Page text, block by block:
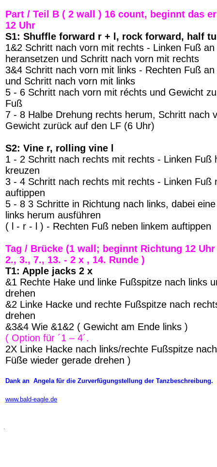
Part / Teil B ( 2 wall ) 16 count, beginnt das
12 Uhr
S1: Shuffle forward r + l, rock forward, half
1&2 Schritt nach vorn mit rechts - Linken Fuß
heransetzen und Schritt nach vorn mit rechts
3&4 Schritt nach vorn mit links - Rechten Fuß
und Schritt nach vorn mit links
5 - 6 Schritt nach vorn mit réchts und Gewicht
Fuß
7 - 8 Halbe Drehung rechts herum, Schritt nach
Gewicht zurück auf den LF (6 Uhr)
S2: Vine r, rolling vine l
1 - 2 Schritt nach rechts mit rechts - Linken Fuß
kreuzen
3 - 4 Schritt nach rechts mit rechts - Linken Fuß
auftippen
5 - 8 3 Schritte in Richtung nach links, dabei
links herum ausführen
( l - r - l ) - Rechten Fuß neben linkem auftippen
Tag / Brücke (1 wall; beginnt Richtung 12
2., 3., 7., 13. - 2 x , 14. Runde )
T1: Apple jacks 2 x
&1 Rechte Hake und linke Fußspitze nach links
drehen
&2 Linke Hacke und rechte Fußspitze nach
drehen
&3&4 Wie &1&2 ( Gewicht am Ende links )
( Option für ´1 – 4´.
2X Linke Hacke nach links/rechte Fußspitze
Füße wieder gerade drehen )
Dank an Angela für die Zurverfügungstellung der Tanzbeschreibung.
www.bald-eagle.de